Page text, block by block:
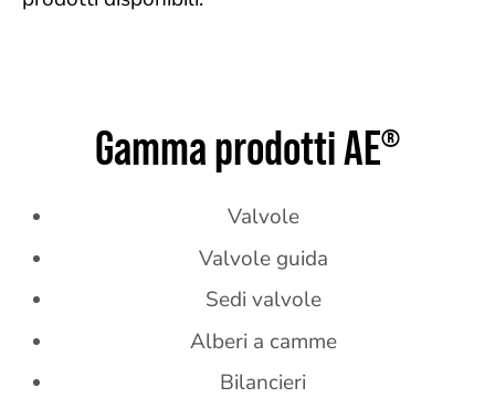
Gamma prodotti AE®
Valvole
Valvole guida
Sedi valvole
Alberi a camme
Bilancieri